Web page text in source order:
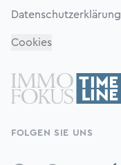
Datenschutzerklärung
Cookies
FOLGEN SIE UNS